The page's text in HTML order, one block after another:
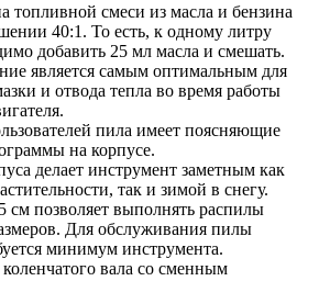
топливной смеси из масла и бензина
40:1. То есть, к одному литру
добавить 25 мл масла и смешать.
является самым оптимальным для
и отвода тепла во время работы
пила имеет поясняющие
на корпусе.
делает инструмент заметным как
так и зимой в снегу.
позволяет выполнять распилы
Для обслуживания пилы
минимум инструмента.
вала со сменным